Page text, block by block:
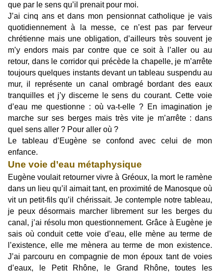
que par le sens qu’il prenait pour moi.
J’ai cinq ans et dans mon pensionnat catholique je vais
quotidiennement à la messe, ce n’est pas par ferveur
chrétienne mais une obligation, d’ailleurs très souvent je
m’y endors mais par contre que ce soit à l’aller ou au
retour, dans le corridor qui précède la chapelle, je m’arrête
toujours quelques instants devant un tableau suspendu au
mur, il représente un canal ombragé bordant des eaux
tranquilles et j’y discerne le sens du courant. Cette voie
d’eau me questionne : où va-t-elle ? En imagination je
marche sur ses berges mais très vite je m’arrête : dans
quel sens aller ? Pour aller où ?
Le tableau d’Eugène se confond avec celui de mon
enfance.
Une voie d’eau métaphysique
Eugène voulait retourner vivre à Gréoux, la mort le ramène
dans un lieu qu’il aimait tant, en proximité de Manosque où
vit un petit-fils qu’il chérissait. Je contemple notre tableau,
je peux désormais marcher librement sur les berges du
canal, j’ai résolu mon questionnement. Grâce à Eugène je
sais où conduit cette voie d’eau, elle mène au terme de
l’existence, elle me mènera au terme de mon existence.
J’ai parcouru en compagnie de mon époux tant de voies
d’eaux, le Petit Rhône, le Grand Rhône, toutes les